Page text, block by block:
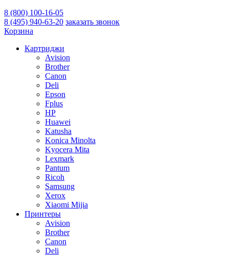
8 (800) 100-16-05
8 (495) 940-63-20 заказать звонок
Корзина
Картриджи
Avision
Brother
Canon
Deli
Epson
Fplus
HP
Huawei
Katusha
Konica Minolta
Kyocera Mita
Lexmark
Pantum
Ricoh
Samsung
Xerox
Xiaomi Mijia
Принтеры
Avision
Brother
Canon
Deli